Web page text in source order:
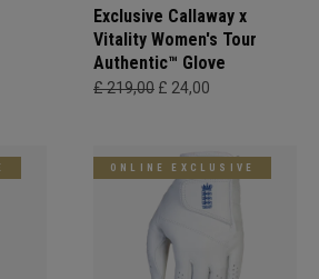
Exclusive Callaway x
Vitality Women's Tour
Authentic™ Glove
£ 219,00 £ 24,00
ONLINE EXCLUSIVE